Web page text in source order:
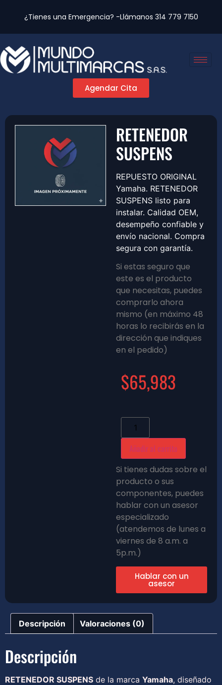
¿Tienes una Emergencia? -Llámanos 314 779 7150
Agendar Cita
RETENEDOR
SUSPENS
REPUESTO ORIGINAL
Yamaha. RETENEDOR
SUSPENS listo para
instalar. Calidad OEM,
desempeño confiable y
envío nacional. Compra
segura con garantía.
Si estas seguro que
este es el producto
que necesitas, puedes
comprarlo ahora
mismo (en máximo 48
horas lo recibirás en la
dirección que indiques
en el pedido)
$65,983
Añadir al carrito
Si tienes dudas sobre el
producto o sus
componentes, puedes
hablar con un asesor
especializado
(atendemos de lunes a
viernes de 8 a.m. a
5p.m.)
Hablar con un
asesor
Descripción Valoraciones (0)
Descripción
RETENEDOR SUSPENS de la marca Yamaha, diseñado